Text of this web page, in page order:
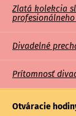
Zlatá kolekcia
Divadelné
Prítomnosť
Otváracie